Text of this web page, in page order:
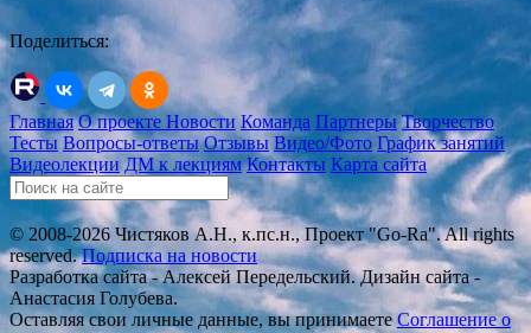
Поделиться:
Главная О проекте Новости Команда Партнеры Творчество
Тесты Вопросы-ответы Отзывы Видео/Фото График занятий
Видеолекции ДМ к лекциям Контакты Карта сайта
© 2008-2026 Чистяков А.Н., к.пс.н., Проект "Go-Ra". All rights
reserved.Подписка на новости
Разработка сайта - Алексей Передельский. Дизайн сайта -
Анастасия Голубева.
Оставляя свои личные данные, вы принимаете Соглашение о